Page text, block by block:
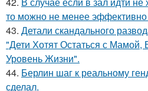
то можно не менее
43. Детали скандального
"Дети Хотят Остаться с Мамой,
Уровень Жизни".
44. Берлин шаг к реальному
сделал.